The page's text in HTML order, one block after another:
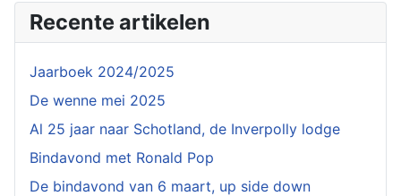
Recente artikelen
Jaarboek 2024/2025
De wenne mei 2025
Al 25 jaar naar Schotland, de Inverpolly lodge
Bindavond met Ronald Pop
De bindavond van 6 maart, up side down